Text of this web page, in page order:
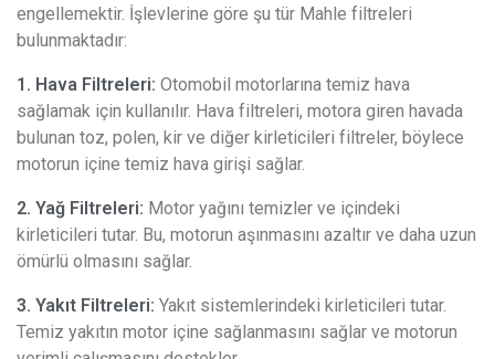
engellemektir. İşlevlerine göre şu tür Mahle filtreleri
bulunmaktadır:
1. Hava Filtreleri: Otomobil motorlarına temiz hava
sağlamak için kullanılır. Hava filtreleri, motora giren havada
bulunan toz, polen, kir ve diğer kirleticileri filtreler, böylece
motorun içine temiz hava girişi sağlar.
2. Yağ Filtreleri: Motor yağını temizler ve içindeki
kirleticileri tutar. Bu, motorun aşınmasını azaltır ve daha uzun
ömürlü olmasını sağlar.
3. Yakıt Filtreleri: Yakıt sistemlerindeki kirleticileri tutar.
Temiz yakıtın motor içine sağlanmasını sağlar ve motorun